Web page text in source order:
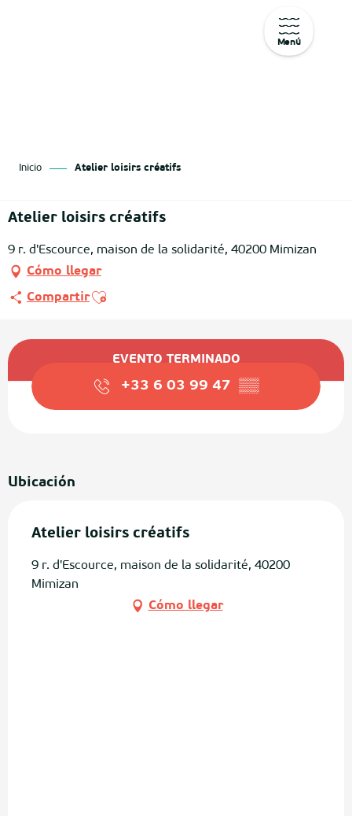
Menú
Inicio Atelier loisirs créatifs
Atelier loisirs créatifs
9 r. d'Escource, maison de la solidarité, 40200 Mimizan
Cómo llegar
CompartirAjouter aux favoris
Horarios y datos de contacto
EVENTO TERMINADO
+33 6 03 99 47 ▒▒
Ubicación
Atelier loisirs créatifs
9 r. d'Escource, maison de la solidarité, 40200
Mimizan
Cómo llegar